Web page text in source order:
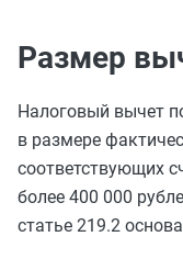
Размер
Налоговый вычет
в размере
соответствующих
более 400 000
статье 219.2